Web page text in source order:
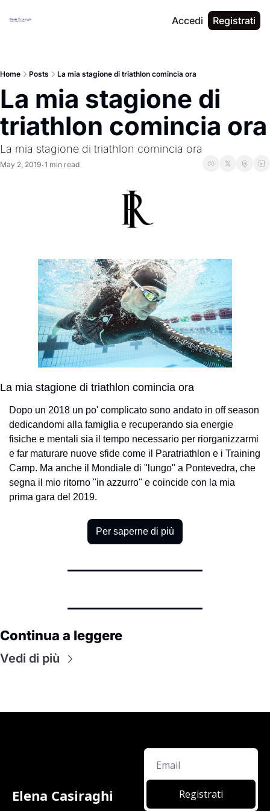
Accedi Registrati
Home Posts La mia stagione di triathlon comincia ora
La mia stagione di
triathlon comincia ora
La mia stagione di triathlon comincia ora
May 2, 2019•1 min read
La mia stagione di triathlon comincia ora
Dopo un 2018 un po' complicato sono andato in off season
dedicandomi alla famiglia e recuperando sia energie
fisiche e mentali sia il tempo necessario per riorganizzarmi
e far maturare nuove sfide come il Paratriathlon e i Training
Camp. Ma anche il Mondiale di "lungo" a Pontevedra, che
segna il mio ritorno "in azzurro" e coincide con la mia
prima gara del 2019.
Per saperne di più
Continua a leggere
Vedi di più
Elena Casiraghi Registrati